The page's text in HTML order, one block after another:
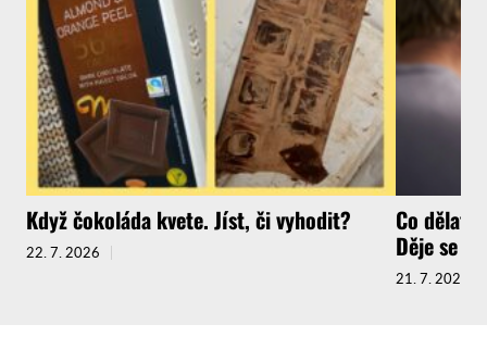
Když čokoláda kvete. Jíst, či vyhodit?
22. 7. 2026
Co dělat,
Děje se
21. 7. 2026